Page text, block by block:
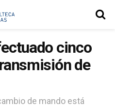
cinco
de
de mando está